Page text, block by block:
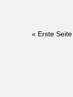
« Erste Seite